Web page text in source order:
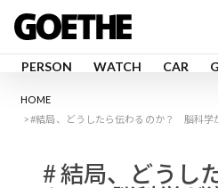
PERSON WATCH CAR
HOME
#結局、どうしたら伝わるのか？ 脳科学
# 結局、どうし